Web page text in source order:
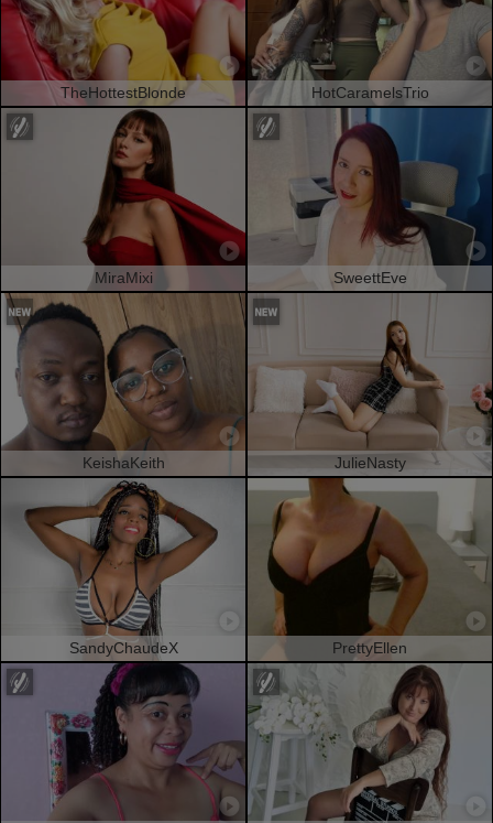
TheHottestBlonde HotCaramelsTrio
MiraMixi SweettEve
KeishaKeith JulieNasty
SandyChaudeX PrettyEllen